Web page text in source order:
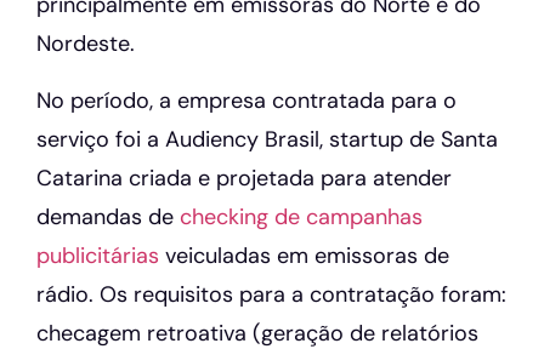
Nordeste.
No período, a empresa contratada para o
serviço foi a Audiency Brasil, startup de Santa
Catarina criada e projetada para atender
demandas de checking de campanhas
publicitárias veiculadas em emissoras de
rádio. Os requisitos para a contratação foram:
checagem retroativa (geração de relatórios